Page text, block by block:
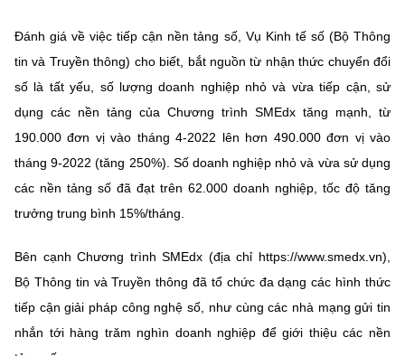
Đánh giá về việc tiếp cận nền tảng số, Vụ Kinh tế số (Bộ Thông
tin và Truyền thông) cho biết, bắt nguồn từ nhận thức chuyển đổi
số là tất yếu, số lượng doanh nghiệp nhỏ và vừa tiếp cận, sử
dụng các nền tảng của Chương trình SMEdx tăng mạnh, từ
190.000 đơn vị vào tháng 4-2022 lên hơn 490.000 đơn vị vào
tháng 9-2022 (tăng 250%). Số doanh nghiệp nhỏ và vừa sử dụng
các nền tảng số đã đạt trên 62.000 doanh nghiệp, tốc độ tăng
trưởng trung bình 15%/tháng.
Bên cạnh Chương trình SMEdx (địa chỉ https://www.smedx.vn),
Bộ Thông tin và Truyền thông đã tổ chức đa dạng các hình thức
tiếp cận giải pháp công nghệ số, như cùng các nhà mạng gửi tin
nhắn tới hàng trăm nghìn doanh nghiệp để giới thiệu các nền